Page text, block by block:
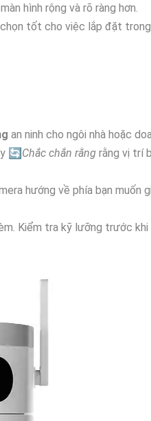
hình rộng và rõ ràng hơn.
tốt cho việc lắp đặt
an ninh cho ngôi nhà hoặc
🔄 Chắc chắn rằng rằng vị trí
hướng về phía bạn muốn
Kiểm tra kỹ lưỡng trước